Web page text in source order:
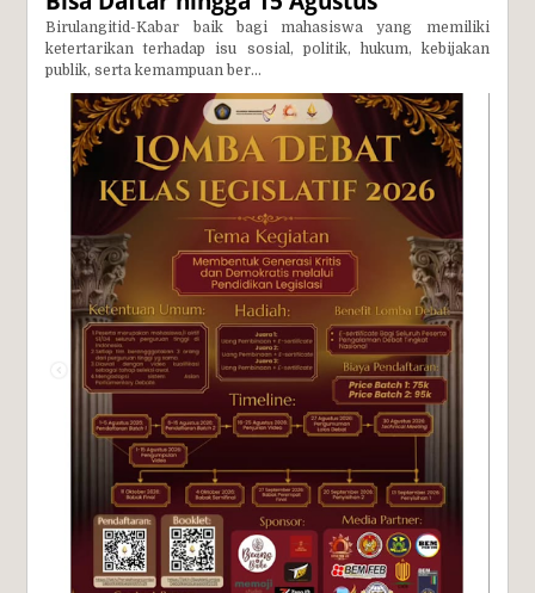
Birulangitid-Kabar baik bagi mahasiswa yang memiliki
ketertarikan terhadap isu sosial, politik, hukum, kebijakan
publik, serta kemampuan ber...